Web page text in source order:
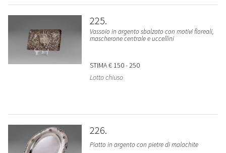
225
Vassoio in argento sbalzato con motivi floreali,
mascherone centrale e uccellini
STIMA€ 150 - 250
Lotto chiuso
226
Piatto in argento con pietre di malachite